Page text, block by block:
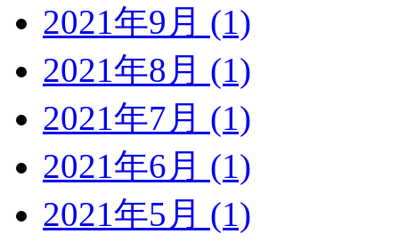
2021年9月 (1)
2021年8月 (1)
2021年7月 (1)
2021年6月 (1)
2021年5月 (1)